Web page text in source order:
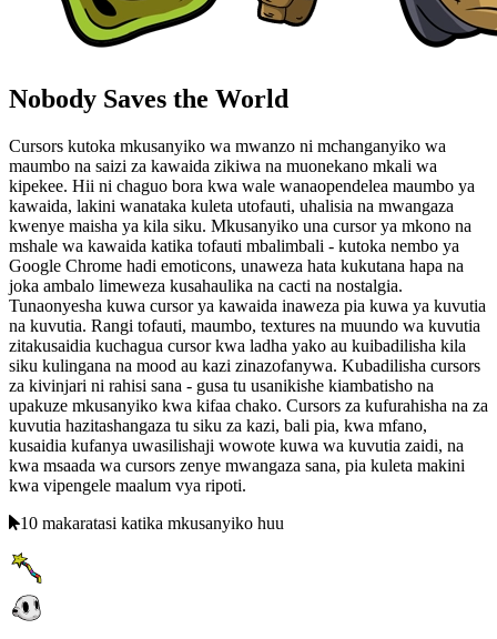
Nobody Saves the World
Cursors kutoka mkusanyiko wa mwanzo ni mchanganyiko wa
maumbo na saizi za kawaida zikiwa na muonekano mkali wa
kipekee. Hii ni chaguo bora kwa wale wanaopendelea maumbo ya
kawaida, lakini wanataka kuleta utofauti, uhalisia na mwangaza
kwenye maisha ya kila siku. Mkusanyiko una cursor ya mkono na
mshale wa kawaida katika tofauti mbalimbali - kutoka nembo ya
Google Chrome hadi emoticons, unaweza hata kukutana hapa na
joka ambalo limeweza kusahaulika na cacti na nostalgia.
Tunaonyesha kuwa cursor ya kawaida inaweza pia kuwa ya kuvutia
na kuvutia. Rangi tofauti, maumbo, textures na muundo wa kuvutia
zitakusaidia kuchagua cursor kwa ladha yako au kuibadilisha kila
siku kulingana na mood au kazi zinazofanywa. Kubadilisha cursors
za kivinjari ni rahisi sana - gusa tu usanikishe kiambatisho na
upakuze mkusanyiko kwa kifaa chako. Cursors za kufurahisha na za
kuvutia hazitashangaza tu siku za kazi, bali pia, kwa mfano,
kusaidia kufanya uwasilishaji wowote kuwa wa kuvutia zaidi, na
kwa msaada wa cursors zenye mwangaza sana, pia kuleta makini
kwa vipengele maalum vya ripoti.
10 makaratasi katika mkusanyiko huu